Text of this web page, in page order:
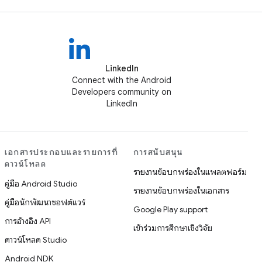
LinkedIn
Connect with the Android
Developers community on
LinkedIn
เอกสารประกอบและรายการที่
ดาวน์โหลด
คู่มือ Android Studio
คู่มือนักพัฒนาซอฟต์แวร์
การอ้างอิง API
ดาวน์โหลด Studio
Android NDK
การสนับสนุน
รายงานข้อบกพร่องในแพลตฟอร์ม
รายงานข้อบกพร่องในเอกสาร
Google Play support
เข้าร่วมการศึกษาเชิงวิจัย